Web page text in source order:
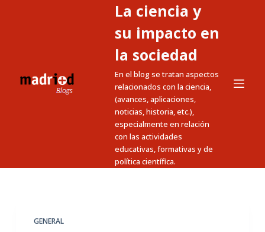
n
La ciencia y
su impacto en
la sociedad
En el blog se tratan aspectos
relacionados con la ciencia,
(avances, aplicaciones,
noticias, historia, etc.),
especialmente en relación
con las actividades
educativas, formativas y de
política científica.
GENERAL